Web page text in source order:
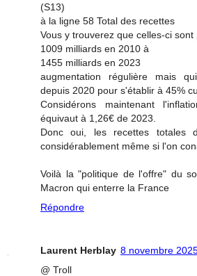
(S13)
à la ligne 58 Total des recettes
Vous y trouverez que celles-ci sont
1009 milliards en 2010 à
1455 milliards en 2023
augmentation régulière mais
depuis 2020 pour s'établir à 45%
Considérons maintenant
équivaut à 1,26€ de 2023.
Donc oui, les recettes totales
considérablement même si l'on
Voilà la "politique de l'offre" du
Macron qui enterre la France
Répondre
Laurent Herblay 8 novembre
@ Troll